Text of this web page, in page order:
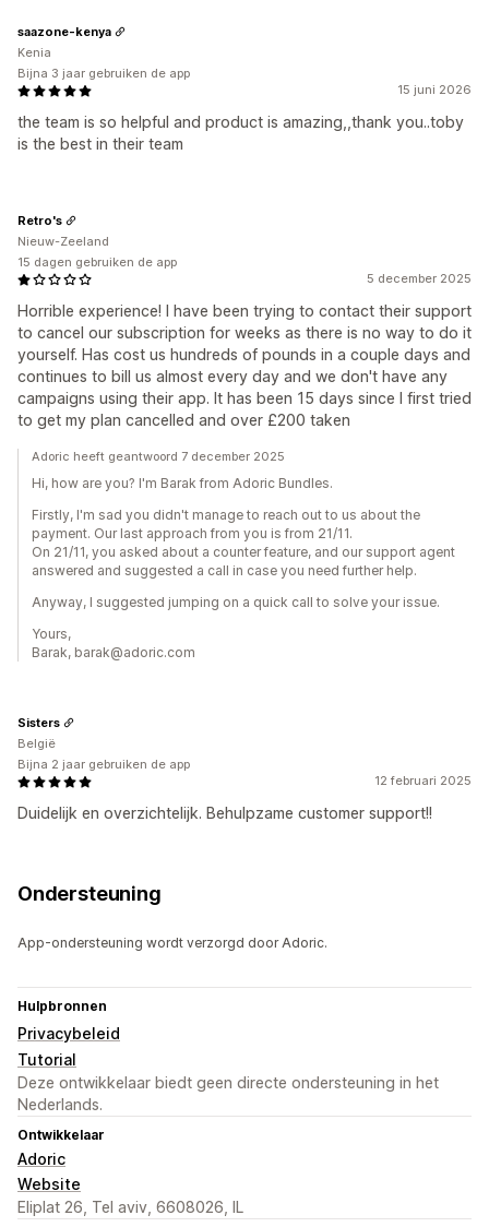
15 juni 2026
the team is so helpful and product is amazing,,thank you..toby
is the best in their team
saazone-kenya
Kenia
Bijna 3 jaar gebruiken de app
5 december 2025
Horrible experience! I have been trying to contact their support
to cancel our subscription for weeks as there is no way to do it
yourself. Has cost us hundreds of pounds in a couple days and
continues to bill us almost every day and we don't have any
campaigns using their app. It has been 15 days since I first tried
to get my plan cancelled and over £200 taken
Retro's
Nieuw-Zeeland
15 dagen gebruiken de app
Adoric heeft geantwoord 7 december 2025
Hi, how are you? I'm Barak from Adoric Bundles.
Firstly, I'm sad you didn't manage to reach out to us about the
payment. Our last approach from you is from 21/11.
On 21/11, you asked about a counter feature, and our support agent
answered and suggested a call in case you need further help.
Anyway, I suggested jumping on a quick call to solve your issue.
Yours,
Barak, barak@adoric.com
12 februari 2025
Duidelijk en overzichtelijk. Behulpzame customer support!!
Sisters
België
Bijna 2 jaar gebruiken de app
Ondersteuning
App-ondersteuning wordt verzorgd door Adoric.
Hulpbronnen
Privacybeleid
Tutorial
Deze ontwikkelaar biedt geen directe ondersteuning in het
Nederlands.
Ontwikkelaar
Adoric
Website
Eliplat 26, Tel aviv, 6608026, IL